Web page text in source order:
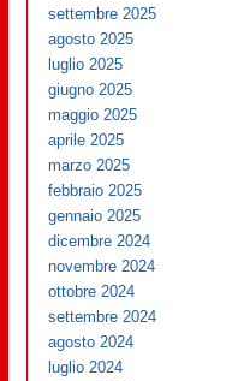
settembre 2025
agosto 2025
luglio 2025
giugno 2025
maggio 2025
aprile 2025
marzo 2025
febbraio 2025
gennaio 2025
dicembre 2024
novembre 2024
ottobre 2024
settembre 2024
agosto 2024
luglio 2024